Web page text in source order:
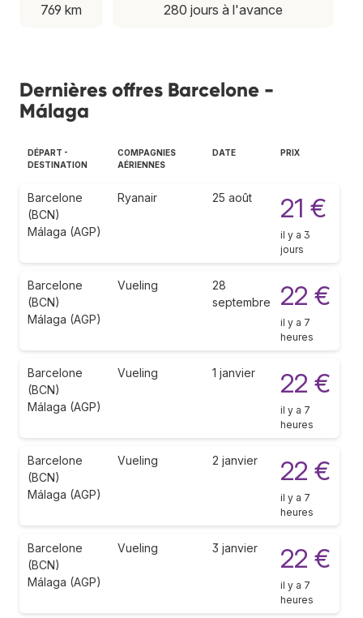
769 km
280 jours à l'avance
Dernières offres Barcelone -
Málaga
DÉPART -
DESTINATION
COMPAGNIES
AÉRIENNES
DATE PRIX
Barcelone
(BCN)
Málaga (AGP)
Ryanair 25 août 21 €
il y a 3
jours
Barcelone
(BCN)
Málaga (AGP)
Vueling
28
septembre
22 €
il y a 7
heures
Barcelone
(BCN)
Málaga (AGP)
Vueling 1 janvier 22 €
il y a 7
heures
Barcelone
(BCN)
Málaga (AGP)
Vueling 2 janvier 22 €
il y a 7
heures
Barcelone
(BCN)
Málaga (AGP)
Vueling 3 janvier 22 €
il y a 7
heures